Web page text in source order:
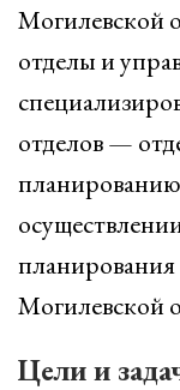
Могилевской
отделы и
отделов —
планированию
Могилевской
Цели и